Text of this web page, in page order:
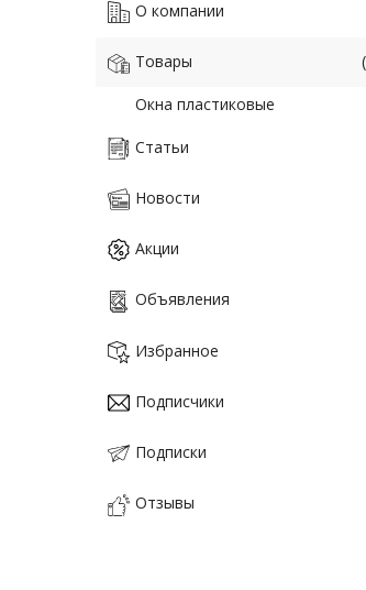
О компании
Товары
Окна пластиковые
Статьи
Новости
Акции
Объявления
Избранное
Подписчики
Подписки
Отзывы